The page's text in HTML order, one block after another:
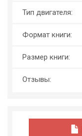
Тип двигателя:
Формат книги:
Размер книги:
Отзывы: